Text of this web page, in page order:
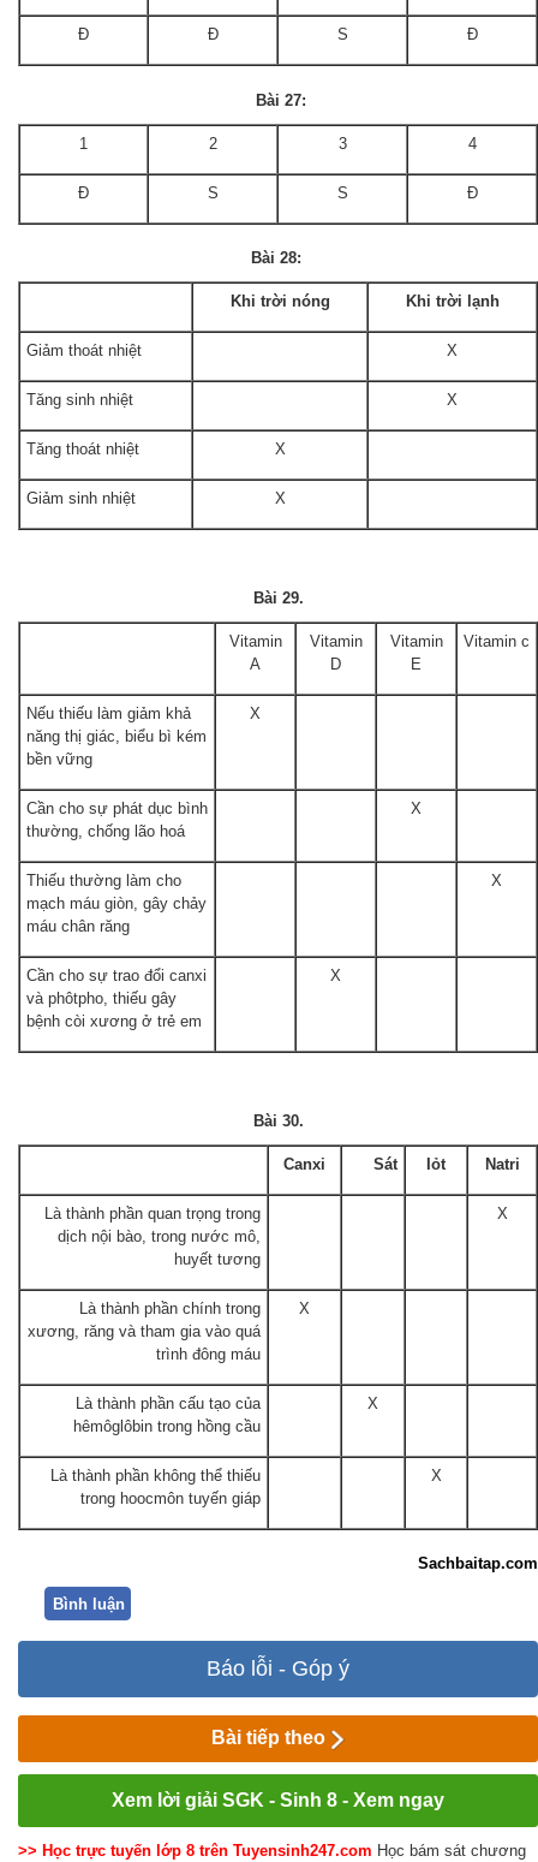
Đ Đ S Đ
Bài 27:
1 2 3 4
Đ S S Đ
Bài 28:
Khi trời nóng Khi trời lạnh
Giảm thoát nhiệt X
Tăng sinh nhiệt X
Tăng thoát nhiệt X
Giảm sinh nhiệt X
Bài 29.
Vitamin
A
Vitamin
D
Vitamin
E
Vitamin c
Nếu thiếu làm giảm khả
năng thị giác, biểu bì kém
bền vững
X
Cần cho sự phát dục bình
thường, chống lão hoá
X
Thiếu thường làm cho
mạch máu giòn, gây chảy
máu chân răng
X
Cần cho sự trao đổi canxi
và phôtpho, thiếu gây
bệnh còi xương ở trẻ em
X
Bài 30.
Canxi Sát Iỏt Natri
Là thành phần quan trọng trong
dịch nội bào, trong nước mô,
huyết tương
X
Là thành phần chính trong
xương, răng và tham gia vào quá
trình đông máu
X
Là thành phần cấu tạo của
hêmôglôbin trong hồng cầu
X
Là thành phần không thể thiếu
trong hoocmôn tuyến giáp
X
Sachbaitap.com
Bình luận
Báo lỗi - Góp ý
Bài tiếp theo
Xem lời giải SGK - Sinh 8 - Xem ngay
>> Học trực tuyến lớp 8 trên Tuyensinh247.com Học bám sát chương